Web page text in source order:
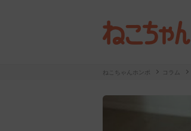
ねこちゃんホンポ コラム